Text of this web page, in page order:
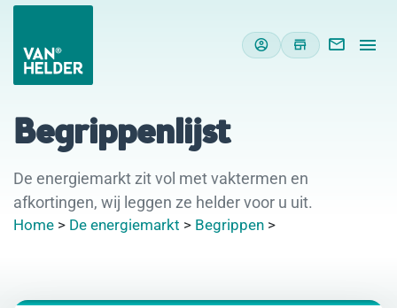
Begrippenlijst
De energiemarkt zit vol met vaktermen en
afkortingen, wij leggen ze helder voor u uit.
Home > De energiemarkt > Begrippen >